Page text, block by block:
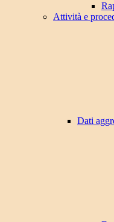
Attività e
Dati